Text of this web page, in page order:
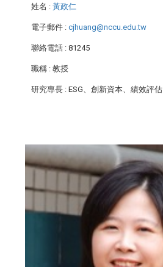
姓名 : 黃政仁
電子郵件 : cjhuang@nccu.edu.tw
聯絡電話 : 81245
職稱 : 教授
研究專長 : ESG、創新資本、績效評估